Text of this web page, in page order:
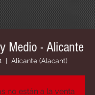
Medio - Alicante
  |
Alicante (Alacant)
no están a la venta